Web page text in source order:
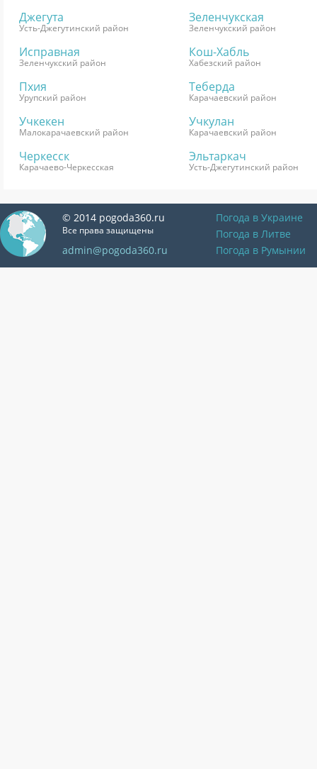
Джегута
Усть-Джегутинский район
Зеленчукская
Зеленчукский район
Исправная
Зеленчукский район
Кош-Хабль
Хабезский район
Пхия
Урупский район
Теберда
Карачаевский район
Учкекен
Малокарачаевский район
Учкулан
Карачаевский район
Черкесск
Карачаево-Черкесская
Эльтаркач
Усть-Джегутинский район
© 2014 pogoda360.ru
Все права защищены
admin@pogoda360.ru
Погода в Украине
Погода в Литве
Погода в Румынии